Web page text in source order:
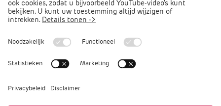
Arbocatalogus PO
Arbomeester